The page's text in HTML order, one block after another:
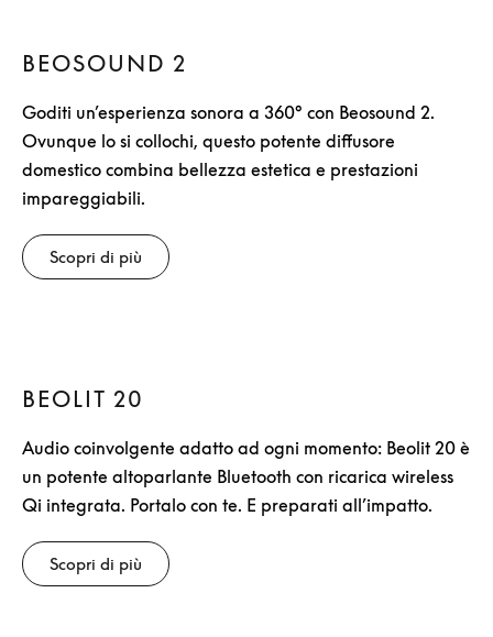
BEOSOUND 2
Goditi un’esperienza sonora a 360° con Beosound 2.
Ovunque lo si collochi, questo potente diffusore
domestico combina bellezza estetica e prestazioni
impareggiabili.
Scopri di più
BEOLIT 20
Audio coinvolgente adatto ad ogni momento: Beolit 20 è
un potente altoparlante Bluetooth con ricarica wireless
Qi integrata. Portalo con te. E preparati all’impatto.
Scopri di più